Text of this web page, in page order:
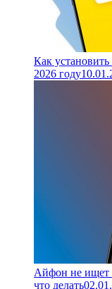
Как
2026 году
Айфон не ищет
что делать